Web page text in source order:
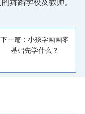
舞蹈学校及教师。
下一篇：小孩学画画零
基础先学什么？